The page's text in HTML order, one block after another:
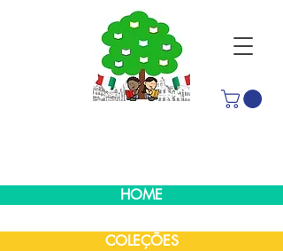
HOME
COLEÇÕES